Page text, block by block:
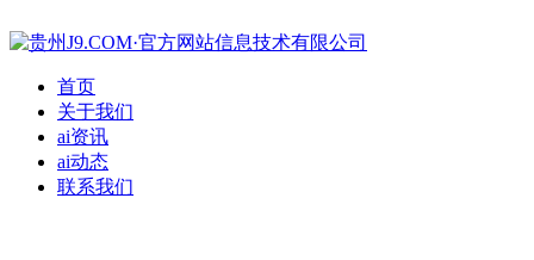
首页
关于我们
ai资讯
ai动态
联系我们